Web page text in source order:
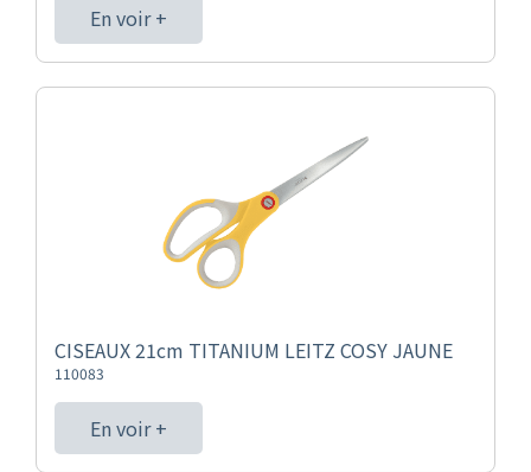
En voir +
CISEAUX 21cm TITANIUM LEITZ COSY JAUNE
110083
En voir +